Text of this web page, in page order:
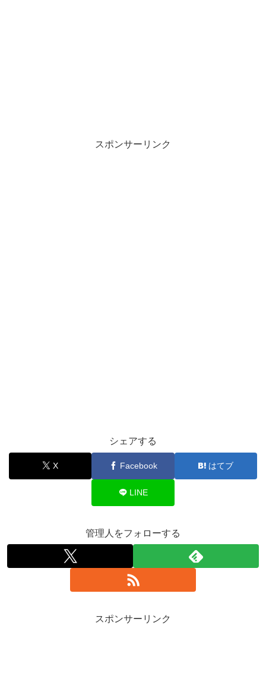
スポンサーリンク
シェアする
X Facebook はてブ
LINE
管理人をフォローする
スポンサーリンク